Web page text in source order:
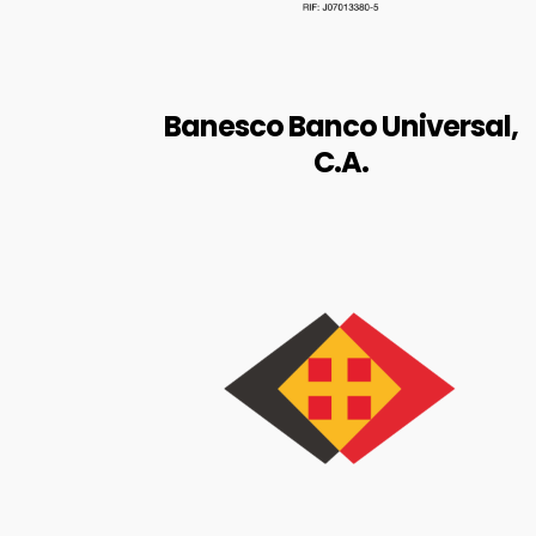
Banesco Banco Universal,
C.A.
RIF: J-00079723-4
https://www.delsur.com.ve/
Calle Caicara, Edificio DELSUR,